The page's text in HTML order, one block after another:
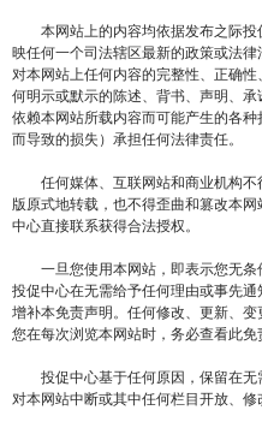
本网站上的内容均依据发布之际
映任何一个司法辖区最新的政策或法律
对本网站上任何内容的完整性、正确
何明示或默示的陈述、背书、声明、
依赖本网站所载内容而可能产生的各
而导致的损失）承担任何法律责任。
任何媒体、互联网站和商业机构
版原式地转载，也不得歪曲和篡改本
中心直接联系获得合法授权。
一旦您使用本网站，即表示您无
投促中心在无需给予任何理由或事先
增补本免责声明。任何修改、更新、
您在每次浏览本网站时，务必查看此免
投促中心基于任何原因，保留在
对本网站中断或其中任何栏目开放、修